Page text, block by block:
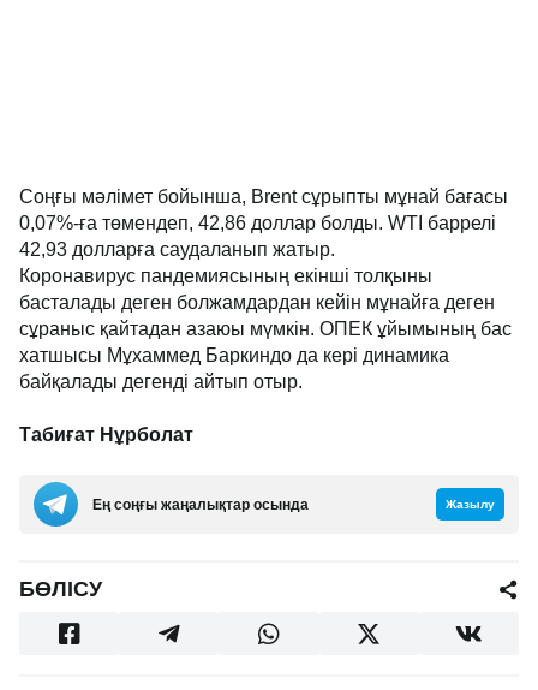
Соңғы мәлімет бойынша, Brent сұрыпты мұнай бағасы
0,07%-ға төмендеп, 42,86 доллар болды. WTI баррелі
42,93 долларға саудаланып жатыр.
Коронавирус пандемиясының екінші толқыны
басталады деген болжамдардан кейін мұнайға деген
сұраныс қайтадан азаюы мүмкін. ОПЕК ұйымының бас
хатшысы Мұхаммед Баркиндо да кері динамика
байқалады дегенді айтып отыр.
Табиғат Нұрболат
Ең соңғы жаңалықтар осында Жазылу
БӨЛІСУ